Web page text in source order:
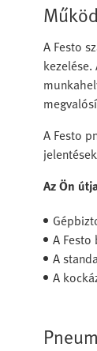
A Festo
A Festo
Az Ön
A
A
A